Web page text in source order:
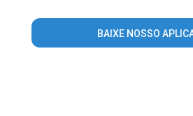
BAIXE NOSSO